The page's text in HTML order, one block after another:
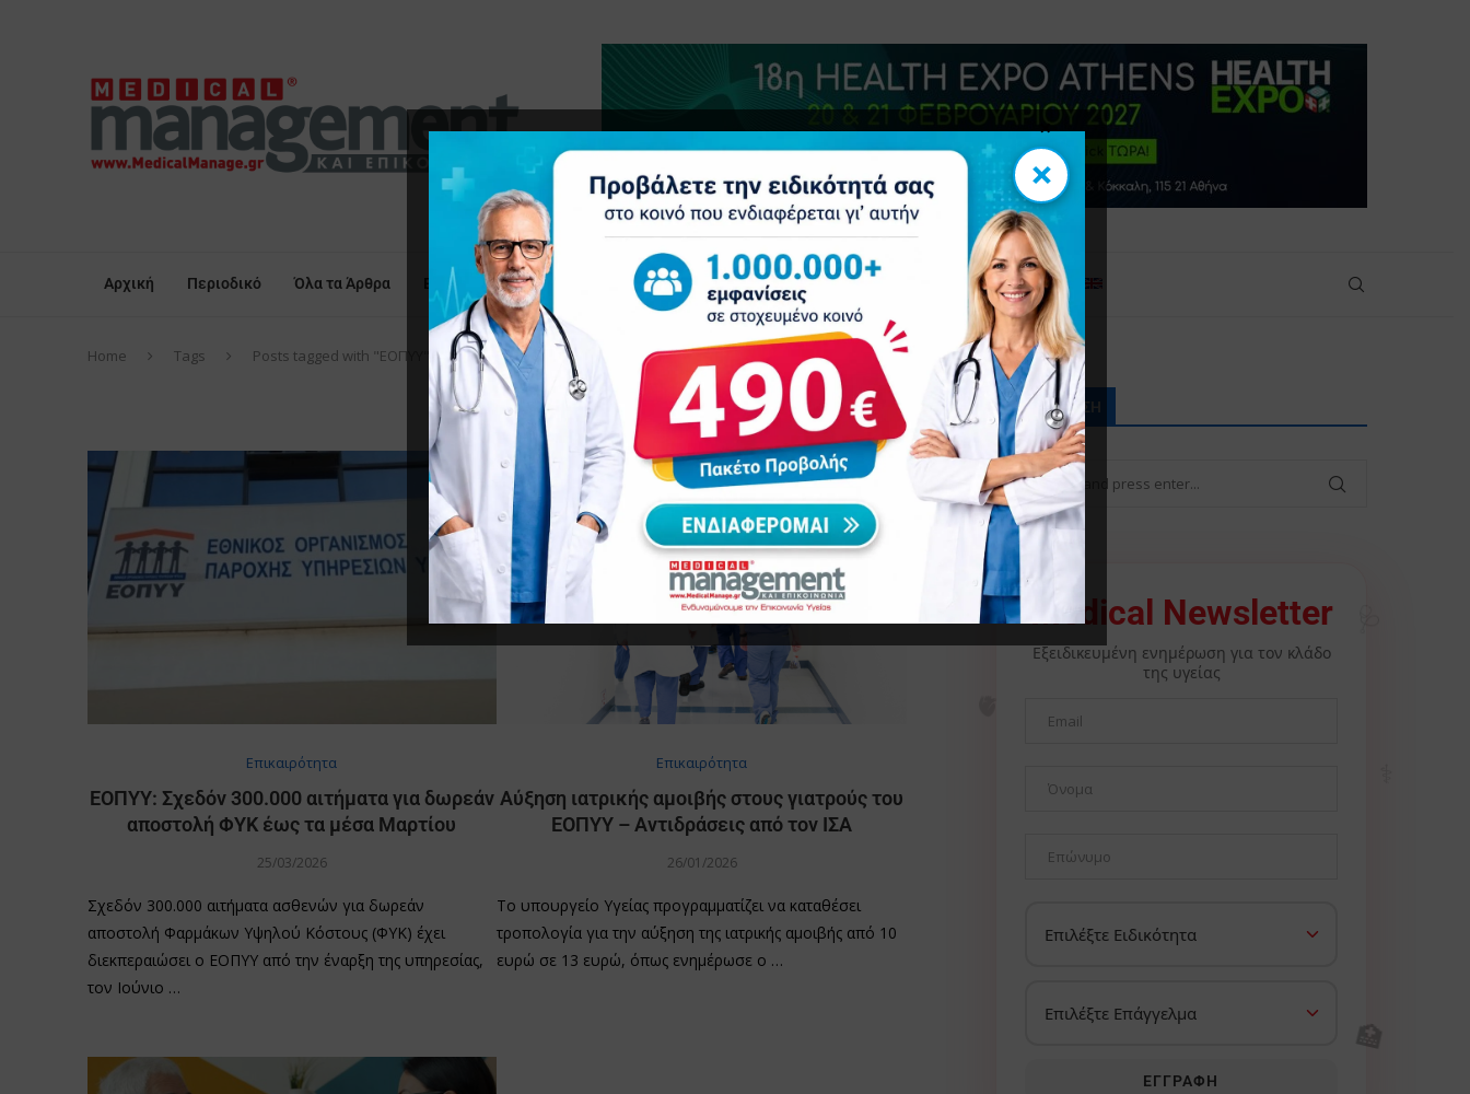
Αρχική Περιοδικό Όλα τα Άρθρα Επικαιρότητα Δελτία Τύπου Προβολή Ιατρού Συνέδρια Επικοινωνία
Home Tags Posts tagged with "ΕΟΠΥΥ"
ΕΟΠΥΥ
Επικαιρότητα
ΕΟΠΥΥ: Σχεδόν 300.000 αιτήματα για δωρεάν
αποστολή ΦΥΚ έως τα μέσα Μαρτίου
25/03/2026
Σχεδόν 300.000 αιτήματα ασθενών για δωρεάν
αποστολή Φαρμάκων Υψηλού Κόστους (ΦΥΚ) έχει
διεκπεραιώσει ο ΕΟΠΥΥ από την έναρξη της υπηρεσίας,
τον Ιούνιο …
Επικαιρότητα
Αύξηση ιατρικής αμοιβής στους γιατρούς του
ΕΟΠΥΥ – Αντιδράσεις από τον ΙΣΑ
26/01/2026
Το υπουργείο Υγείας προγραμματίζει να καταθέσει
τροπολογία για την αύξηση της ιατρικής αμοιβής από 10
ευρώ σε 13 ευρώ, όπως ενημέρωσε ο …
ΑΝΑΖΉΤΗΣΗ
Medical Newsletter
Εξειδικευμένη ενημέρωση για τον κλάδο
της υγείας
ΕΓΓΡΑΦΉ
×
×